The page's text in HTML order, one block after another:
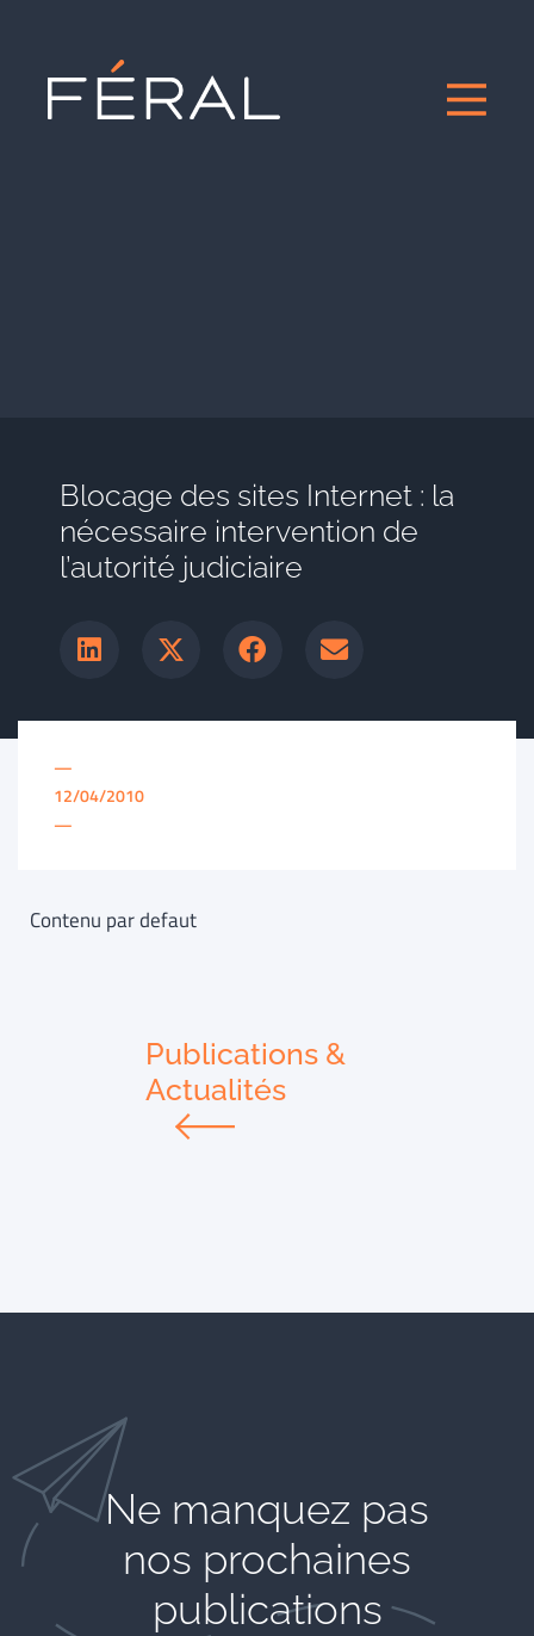
Blocage des sites Internet : la
nécessaire intervention de
l’autorité judiciaire
—
12/04/2010
—
Contenu par defaut
Publications &
Actualités
Ne manquez pas
nos prochaines
publications